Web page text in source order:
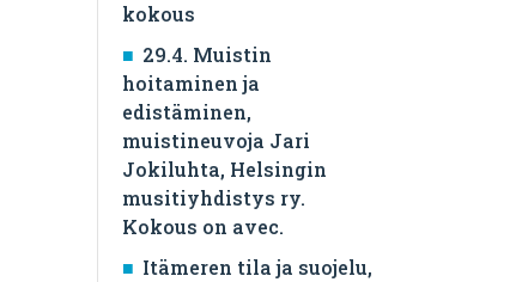
kokous
29.4. Muistin
hoitaminen ja
edistäminen,
muistineuvoja Jari
Jokiluhta, Helsingin
musitiyhdistys ry.
Kokous on avec.
Itämeren tila ja suojelu,